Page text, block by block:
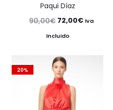
Paqui Díaz
90,00€ El
precio
era:
90,00€.
72,00€ElIva
Incluido
20%